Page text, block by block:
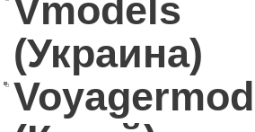
Vmodels
(Украина)